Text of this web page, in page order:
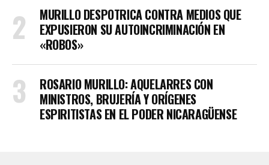
MURILLO DESPOTRICA CONTRA MEDIOS QUE
EXPUSIERON SU AUTOINCRIMINACIÓN EN
«ROBOS»
ROSARIO MURILLO: AQUELARRES CON
MINISTROS, BRUJERÍA Y ORÍGENES
ESPIRITISTAS EN EL PODER NICARAGÜENSE